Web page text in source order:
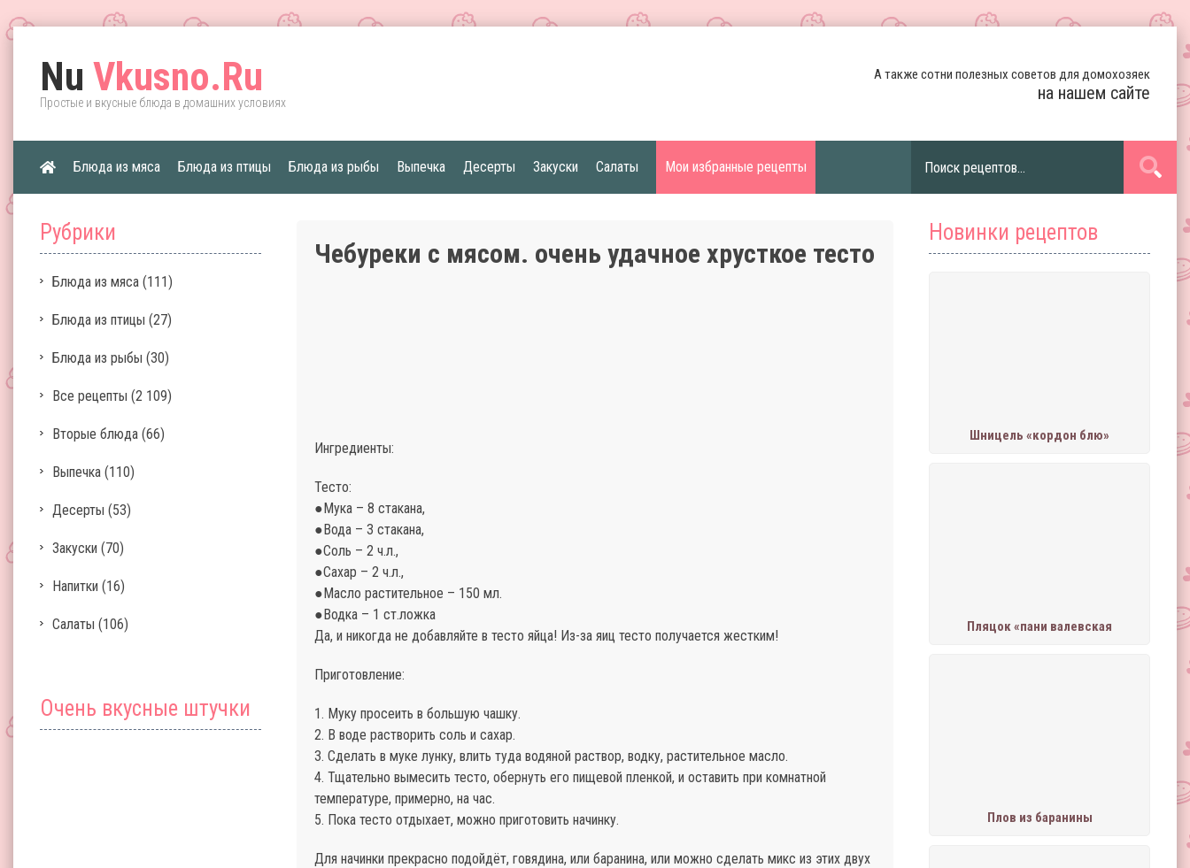
Nu Vkusno.Ru
Простые и вкусные блюда в домашних условиях
А также сотни полезных советов для домохозяек
на нашем сайте
Блюда из мяса Блюда из птицы Блюда из рыбы Выпечка Десерты Закуски Салаты Мои избранные рецепты
Рубрики
Блюда из мяса (111)
Блюда из птицы (27)
Блюда из рыбы (30)
Все рецепты (2 109)
Вторые блюда (66)
Выпечка (110)
Десерты (53)
Закуски (70)
Напитки (16)
Салаты (106)
Очень вкусные штучки
Новинки рецептов
Шницель «кордон блю»
Пляцок «пани валевская
Плов из баранины
Чебуреки с мясом. очень удачное хрусткое тесто
Ингредиенты:
Тесто:
●Мука – 8 стакана,
●Вода – 3 стакана,
●Соль – 2 ч.л.,
●Сахар – 2 ч.л.,
●Масло растительное – 150 мл.
●Водка – 1 ст.ложка
Да, и никогда не добавляйте в тесто яйца! Из-за яиц тесто получается жестким!
Приготовление:
1. Муку просеить в большую чашку.
2. В воде растворить соль и сахар.
3. Сделать в муке лунку, влить туда водяной раствор, водку, растительное масло.
4. Тщательно вымесить тесто, обернуть его пищевой пленкой, и оставить при комнатной
температуре, примерно, на час.
5. Пока тесто отдыхает, можно приготовить начинку.
Для начинки прекрасно подойдёт, говядина, или баранина, или можно сделать микс из этих двух